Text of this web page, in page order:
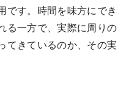
です。時間を味方にでき
る一方で、実際に周りの
てきているのか、その実